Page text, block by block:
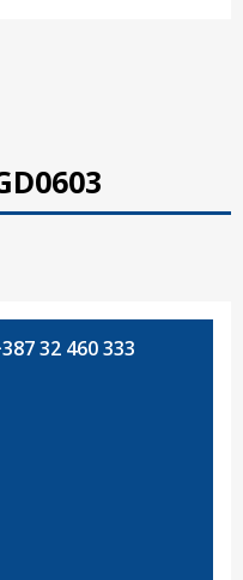
32 460 333